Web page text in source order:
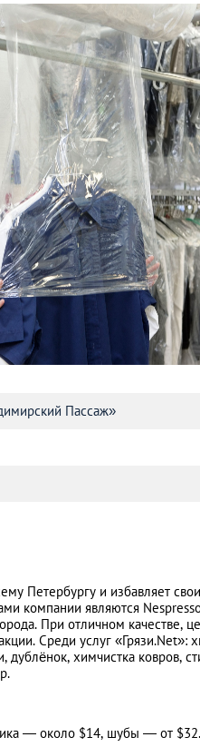
Пассаж»
Петербургу и избавляет
компании являются
При отличном качестве,
Среди услуг «Грязи.Net»:
дублёнок, химчистка ковров,
— около $14, шубы — от $32.